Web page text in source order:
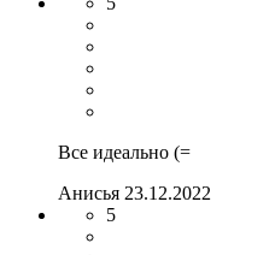
Все идеально (=
Анисья 23.12.2022
5